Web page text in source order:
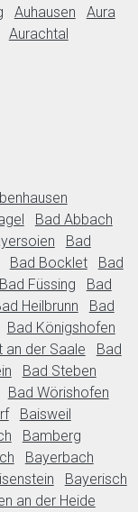
Auhausen
Aura
Aurachtal
Bad Abbach
Bad
Bad Bocklet
Bad
Bad Füssing
Bad
Heilbrunn
Bad
Bad Königshofen
an der Saale
Bad
Bad Steben
Bad Wörishofen
Baisweil
Bamberg
Bayerbach
Bayerisch
an der Heide